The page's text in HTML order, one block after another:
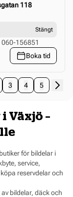
118
Stängt
060-156851
Boka tid
reading page
Sida
3 Sida
4 Sida
5 Sida
Växjö –
för bildelar i
service,
reservdelar och
bildelar, däck och